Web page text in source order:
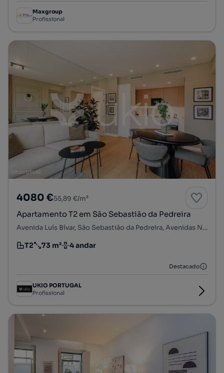
Maxgroup
Profissional
4080 €55,89 €/m²
Apartamento T2 em São Sebastião da Pedreira
Avenida Luís Bívar, São Sebastião da Pedreira, Avenidas Novas, Lisboa, Lisboa
Tipologia
T2
Preço por metro quadrado
73 m²
Andar 4 andar
Destacado
UKIO PORTUGAL
Profissional